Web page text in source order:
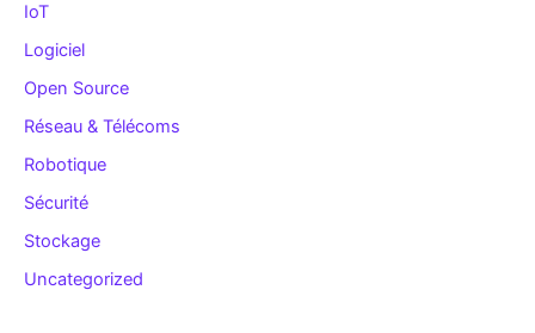
IoT
Logiciel
Open Source
Réseau & Télécoms
Robotique
Sécurité
Stockage
Uncategorized